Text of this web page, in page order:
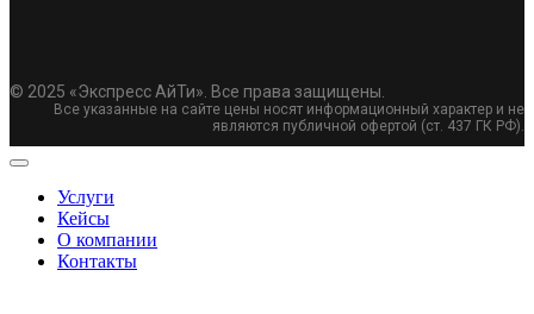
© 2025 «Экспресс АйТи». Все права защищены.
Все указанные на сайте цены носят информационный характер и не
являются публичной офертой (ст. 437 ГК РФ).
Услуги
Кейсы
О компании
Контакты